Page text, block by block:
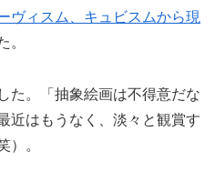
ィスム、キュビスムから現
。
た。「抽象絵画は不得意だな
近はもうなく、淡々と観賞す
）。